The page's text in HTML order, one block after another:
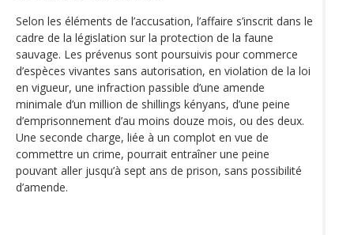
Selon les éléments de l’accusation, l’affaire s’inscrit dans le
cadre de la législation sur la protection de la faune
sauvage. Les prévenus sont poursuivis pour commerce
d’espèces vivantes sans autorisation, en violation de la loi
en vigueur, une infraction passible d’une amende
minimale d’un million de shillings kényans, d’une peine
d’emprisonnement d’au moins douze mois, ou des deux.
Une seconde charge, liée à un complot en vue de
commettre un crime, pourrait entraîner une peine
pouvant aller jusqu’à sept ans de prison, sans possibilité
d’amende.